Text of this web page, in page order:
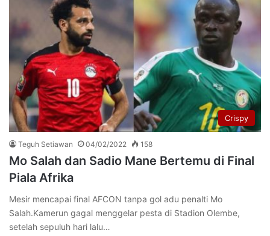
Crispy
Teguh Setiawan 04/02/2022 158
Mo Salah dan Sadio Mane Bertemu di Final
Piala Afrika
Mesir mencapai final AFCON tanpa gol adu penalti Mo
Salah.Kamerun gagal menggelar pesta di Stadion Olembe,
setelah sepuluh hari lalu…